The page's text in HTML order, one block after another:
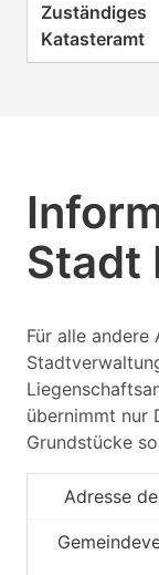
Stadt
Für alle andere
übernimmt nur
Grundstücke
Adresse